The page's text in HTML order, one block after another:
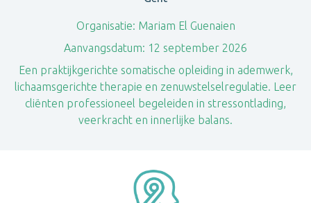
Organisatie: Mariam El Guenaien
Aanvangsdatum: 12 september 2026
Een praktijkgerichte somatische opleiding in ademwerk,
lichaamsgerichte therapie en zenuwstelselregulatie. Leer
cliënten professioneel begeleiden in stressontlading,
veerkracht en innerlijke balans.